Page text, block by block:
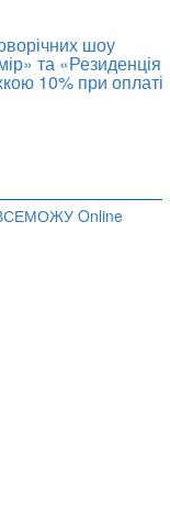
ВСЕМОЖУ Online